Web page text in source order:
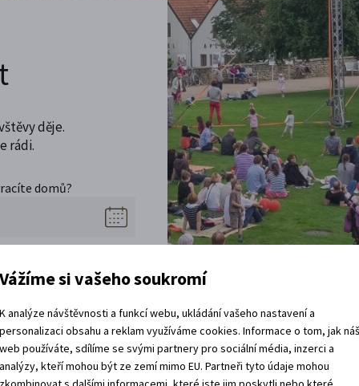
děje.
rádi.
domů?
Vážíme si vašeho soukromí
K analýze návštěvnosti a funkcí webu, ukládání vašeho nastavení a
personalizaci obsahu a reklam využíváme cookies. Informace o tom, jak
web používáte, sdílíme se svými partnery pro sociální média, inzerci a
analýzy, kteří mohou být ze zemí mimo EU. Partneři tyto údaje mohou